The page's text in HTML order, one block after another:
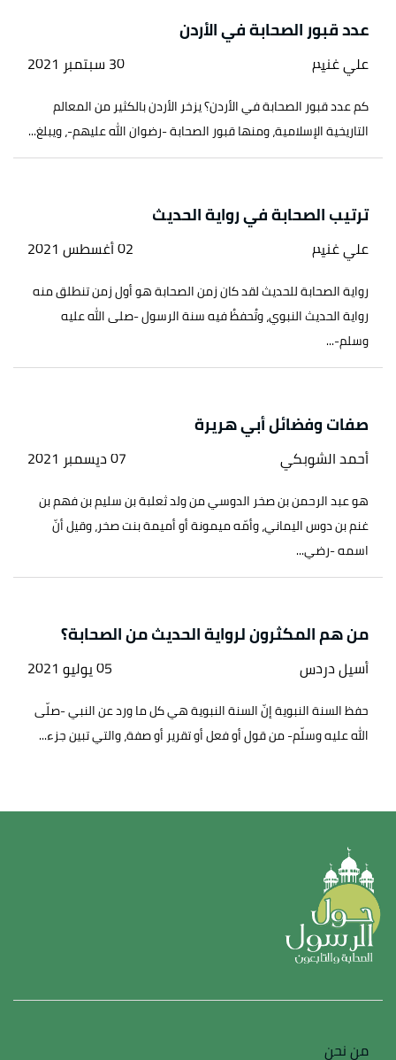
عدد قبور الصحابة في الأردن
علي غنيم 30 سبتمبر 2021
كم عدد قبور الصحابة في الأردن؟ يزخر الأردن بالكثير من المعالم
التاريخية الإسلامية، ومنها قبور الصحابة -رضوان الله عليهم-، ويبلغ...
ترتيب الصحابة في رواية الحديث
علي غنيم 02 أغسطس 2021
رواية الصحابة للحديث لقد كان زمن الصحابة هو أول زمن تنطلق منه
رواية الحديث النبوي، وتُحفظُ فيه سنة الرسول -صلى الله عليه
وسلم-...
صفات وفضائل أبي هريرة
أحمد الشوبكي 07 ديسمبر 2021
هو عبد الرحمن بن صخر الدوسي من ولد ثعلبة بن سليم بن فهم بن
غنم بن دوس اليماني، وأمّه ميمونة أو أميمة بنت صخر، وقيل أنّ
اسمه -رضي...
من هم المكثرون لرواية الحديث من الصحابة؟
أسيل دردس 05 يوليو 2021
حفظ السنة النبوية إنّ السنة النبوية هي كل ما ورد عن النبي -صلّى
الله عليه وسلّم- من قول أو فعل أو تقرير أو صفة، والتي تبين جزء...
من نحن